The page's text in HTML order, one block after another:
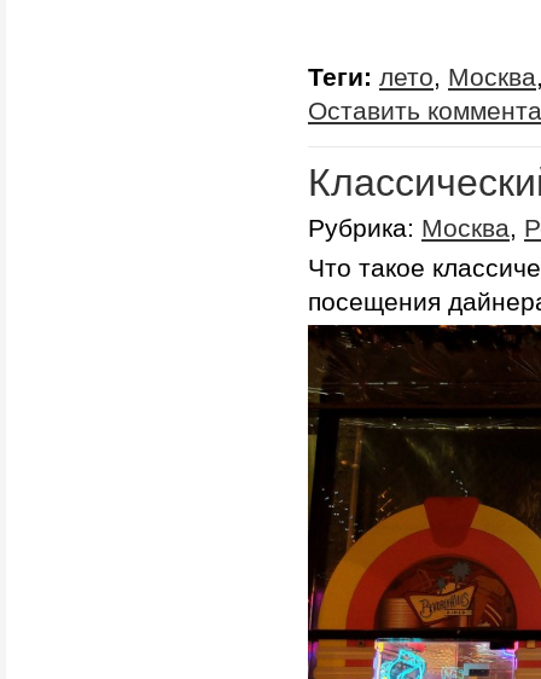
Теги: лето, Москва
Оставить
Рубрика: Москва,
Что такое
посещения